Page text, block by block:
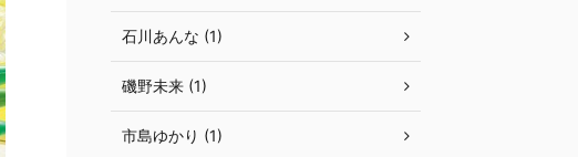
石川あんな (1)
磯野未来 (1)
市島ゆかり (1)